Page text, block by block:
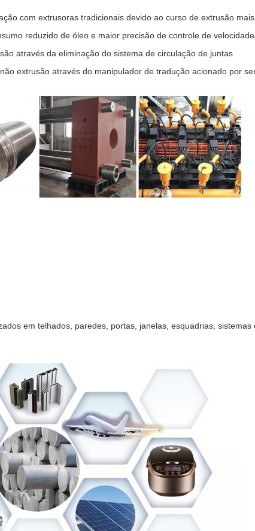
com extrusoras tradicionais devido ao curso de extrusão
reduzido de óleo e maior precisão de controle de
através da eliminação do sistema de circulação de juntas
extrusão através do manipulador de tradução acionado por
em telhados, paredes, portas, janelas, esquadrias,